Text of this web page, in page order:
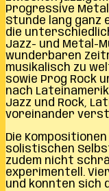
Progressive
Stunde lang ganz
die
Jazz- und Metal-
wunderbaren
musikalisch zu
sowie Prog Rock
nach
Jazz und Rock,
voreinander
Die
solistischen
zudem nicht
experimentell.
und konnten sich